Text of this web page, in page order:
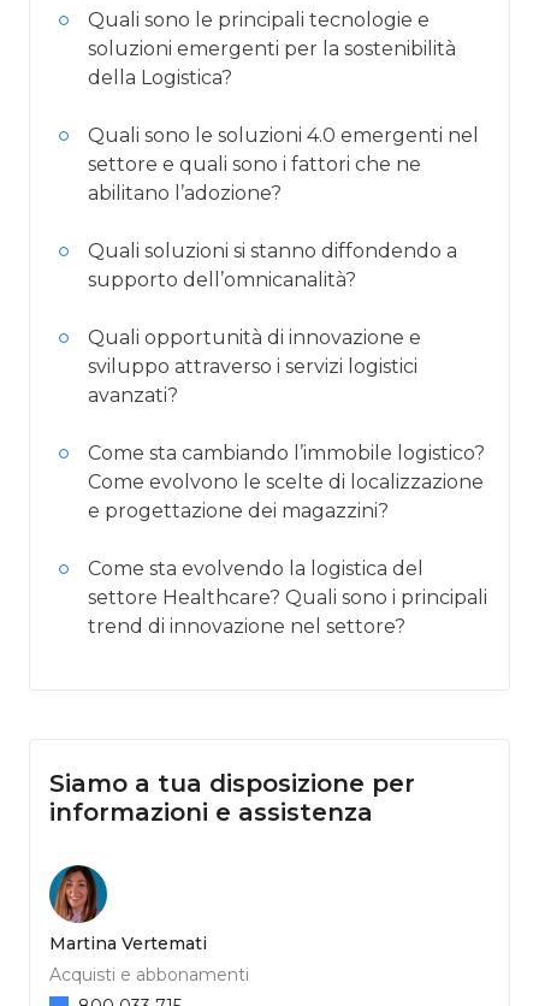
Quali sono le principali tecnologie e
soluzioni emergenti per la sostenibilità
della Logistica?
Quali sono le soluzioni 4.0 emergenti nel
settore e quali sono i fattori che ne
abilitano l’adozione?
Quali soluzioni si stanno diffondendo a
supporto dell’omnicanalità?
Quali opportunità di innovazione e
sviluppo attraverso i servizi logistici
avanzati?
Come sta cambiando l’immobile logistico?
Come evolvono le scelte di localizzazione
e progettazione dei magazzini?
Come sta evolvendo la logistica del
settore Healthcare? Quali sono i principali
trend di innovazione nel settore?
Siamo a tua disposizione per
informazioni e assistenza
Martina Vertemati
Acquisti e abbonamenti